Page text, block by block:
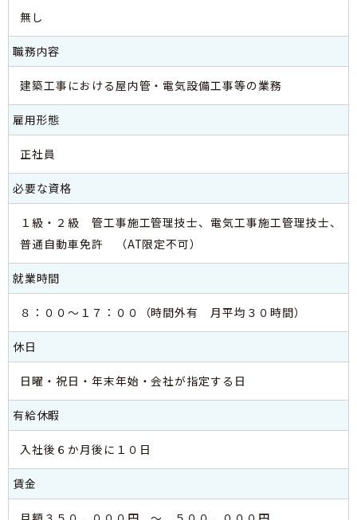
無し
職務内容
建築工事における屋内管・電気設備工事等の業務
雇用形態
正社員
必要な資格
１級・２級 管工事施工管理技士、電気工事施工管理技士、
普通自動車免許 （AT限定不可）
就業時間
８：００～１７：００（時間外有 月平均３０時間）
休日
日曜・祝日・年末年始・会社が指定する日
有給休暇
入社後６か月後に１０日
賃金